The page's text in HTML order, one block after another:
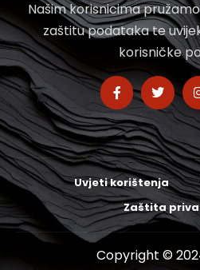
Našim korisnicima pružamo
zaštitu podataka te
korisničke
Uvjeti korištenja
Zaštita
Copyright ©